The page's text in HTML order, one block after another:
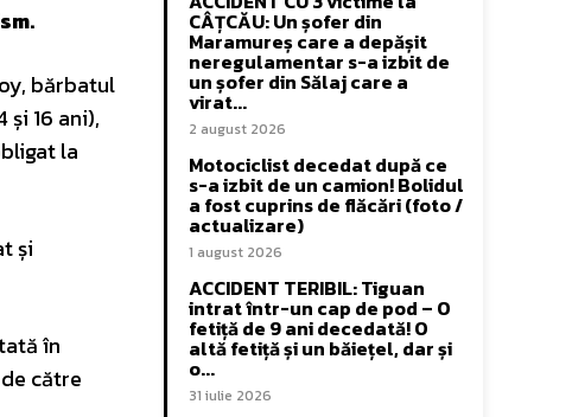
bărbatul
16 ani),
la
și
în
către
CÂȚCĂU: Un șofer din
Maramureș care a depășit
neregulamentar s-a izbit de
un șofer din Sălaj care a
virat...
2 august 2026
Motociclist decedat după ce
s-a izbit de un camion! Bolidul
a fost cuprins de flăcări (foto /
actualizare)
1 august 2026
ACCIDENT TERIBIL: Tiguan
intrat într-un cap de pod – O
fetiță de 9 ani decedată! O
altă fetiță și un băiețel, dar și
o...
31 iulie 2026